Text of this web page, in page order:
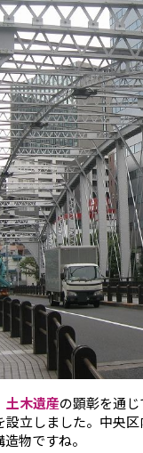
土木遺産の顕彰を通
設立しました。中央
物ですね。